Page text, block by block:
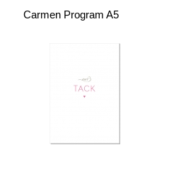
Carmen Program A5